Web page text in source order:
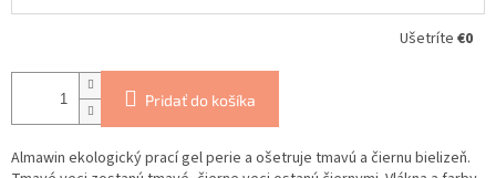
Ušetríte €0
Pridať do košíka
Almawin ekologický prací gel perie a ošetruje tmavú a čiernu bielizeň.